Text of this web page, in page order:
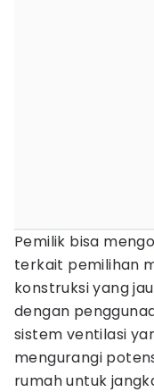
Pemilik bisa
terkait pemilihan
konstruksi yang
dengan
sistem ventilasi
mengurangi
rumah untuk